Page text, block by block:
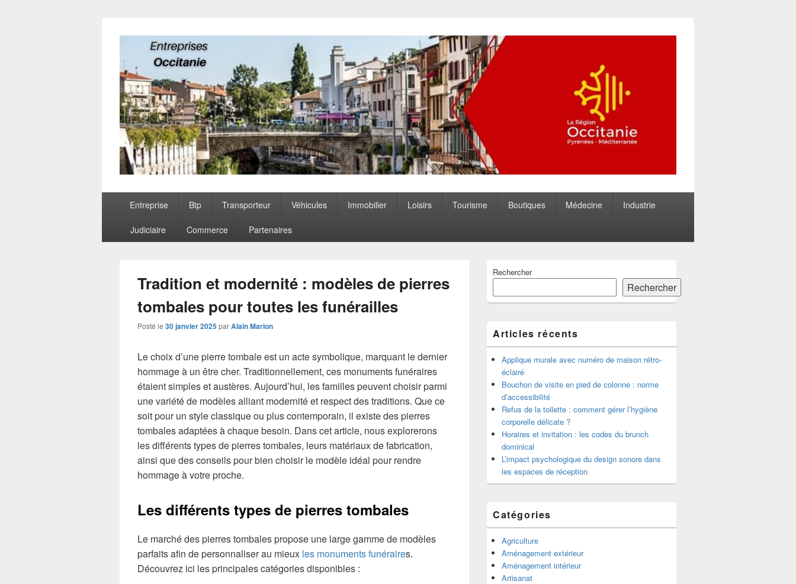
Entreprises Occitanie
principalEntreprise Btp Transporteur Véhicules Immobilier Loisirs Tourisme Boutiques Médecine Industrie
Judiciaire Commerce Partenaires
Tradition et modernité : modèles de pierres
tombales pour toutes les funérailles
Posté le 30 janvier 2025parAlain Marion
Le choix d’une pierre tombale est un acte symbolique, marquant le dernier
hommage à un être cher. Traditionnellement, ces monuments funéraires
étaient simples et austères. Aujourd’hui, les familles peuvent choisir parmi
une variété de modèles alliant modernité et respect des traditions. Que ce
soit pour un style classique ou plus contemporain, il existe des pierres
tombales adaptées à chaque besoin. Dans cet article, nous explorerons
les différents types de pierres tombales, leurs matériaux de fabrication,
ainsi que des conseils pour bien choisir le modèle idéal pour rendre
hommage à votre proche.
Les différents types de pierres tombales
Le marché des pierres tombales propose une large gamme de modèles
parfaits afin de personnaliser au mieux les monuments funéraires.
Découvrez ici les principales catégories disponibles :
principale
widget
pour
barre
latérale
Rechercher
Rechercher
Articles récents
Applique murale avec numéro de maison rétro-
éclairé
Bouchon de visite en pied de colonne : norme
d’accessibilité
Refus de la toilette : comment gérer l’hygiène
corporelle délicate ?
Horaires et invitation : les codes du brunch
dominical
L’impact psychologique du design sonore dans
les espaces de réception
Catégories
Agriculture
Aménagement extérieur
Aménagement intérieur
Artisanat